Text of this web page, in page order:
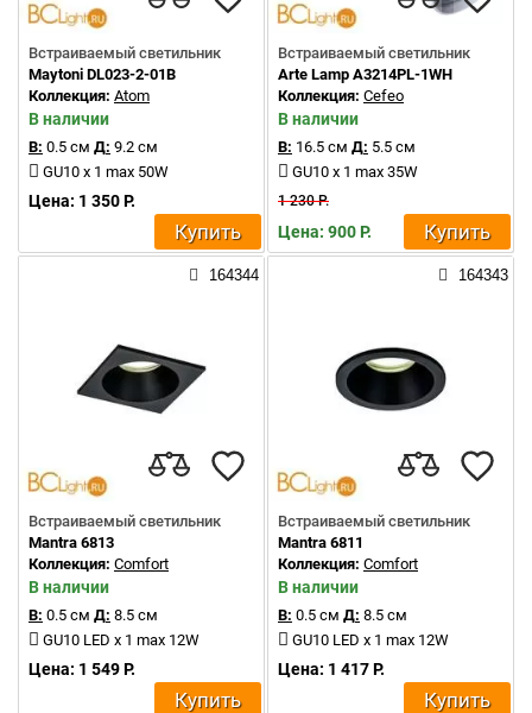
Встраиваемый светильник
Maytoni DL023-2-01B
Коллекция: Atom
В наличии
В: 0.5 см Д: 9.2 см
GU10 x 1 max 50W
Цена: 1 350 Р.
Купить
Встраиваемый светильник
Arte Lamp A3214PL-1WH
Коллекция: Cefeo
В наличии
В: 16.5 см Д: 5.5 см
GU10 x 1 max 35W
1 230 Р.
Цена: 900 Р. Купить
164344
Встраиваемый светильник
Mantra 6813
Коллекция: Comfort
В наличии
В: 0.5 см Д: 8.5 см
GU10 LED x 1 max 12W
Цена: 1 549 Р.
Купить
164343
Встраиваемый светильник
Mantra 6811
Коллекция: Comfort
В наличии
В: 0.5 см Д: 8.5 см
GU10 LED x 1 max 12W
Цена: 1 417 Р.
Купить